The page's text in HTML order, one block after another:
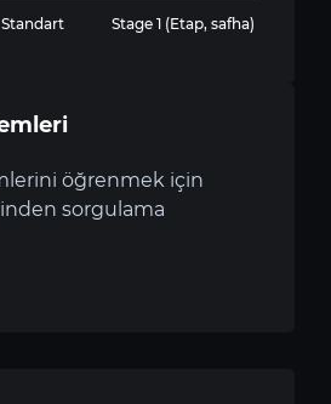
Standart Stage 1 (Etap, safha)
öğrenmek için
sorgulama